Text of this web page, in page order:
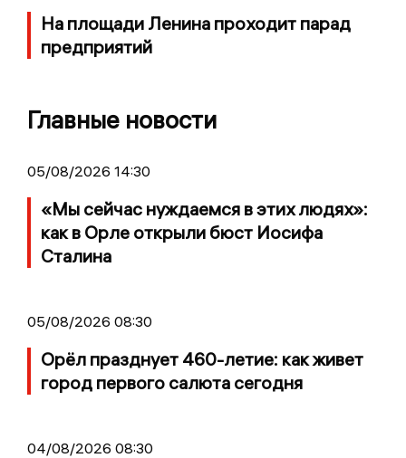
На площади Ленина проходит парад
предприятий
Главные новости
05/08/2026 14:30
«Мы сейчас нуждаемся в этих людях»:
как в Орле открыли бюст Иосифа
Сталина
05/08/2026 08:30
Орёл празднует 460-летие: как живет
город первого салюта сегодня
04/08/2026 08:30